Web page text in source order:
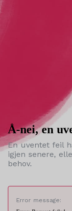
Å-nei, en
En uventet feil
igjen senere,
behov.
Error message: